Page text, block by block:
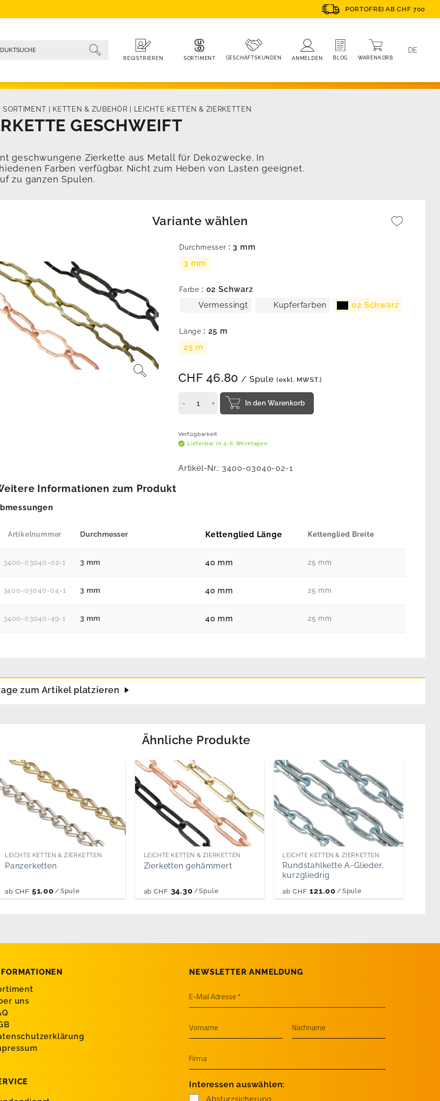
PORTOFREI AB CHF 700
REGISTRIEREN SORTIMENT GESCHÄFTSKUNDEN ANMELDEN BLOG WARENKORB
DE
SORTIMENT KETTEN & ZUBEHÖR LEICHTE KETTEN & ZIERKETTEN
GESCHWEIFT
geschwungene Zierkette aus Metall für Dekozwecke. In
Farben verfügbar. Nicht zum Heben von Lasten geeignet.
zu ganzen Spulen.
Variante wählen
Durchmesser : 3 mm
3 mm
Farbe : 02 Schwarz
Vermessingt
Kupferfarben 02 Schwarz
Länge : 25 m
25 m
CHF 46.80 / Spule (exkl. MWST.)
In den Warenkorb
Verfügbarkeit
Lieferbar in 2-6 Werktagen
Artikel-Nr.: 3400-03040-02-1
Informationen zum Produkt
Artikelnummer Durchmesser Kettenglied Länge Kettenglied Breite
3400-03040-02-1 3 mm 40 mm 25 mm
3400-03040-04-1 3 mm 40 mm 25 mm
3400-03040-49-1 3 mm 40 mm 25 mm
zum Artikel platzieren
Ähnliche Produkte
LEICHTE KETTEN & ZIERKETTEN
Panzerketten
ab CHF 51.00 / Spule
LEICHTE KETTEN & ZIERKETTEN
Zierketten gehämmert
ab CHF 34.30 /Spule
LEICHTE KETTEN & ZIERKETTEN
Rundstahlkette A-Glieder,
kurzgliedrig
ab CHF 121.00 / Spule
uns
NEWSLETTER ANMELDUNG
Interessen auswählen:
Absturzsicherung